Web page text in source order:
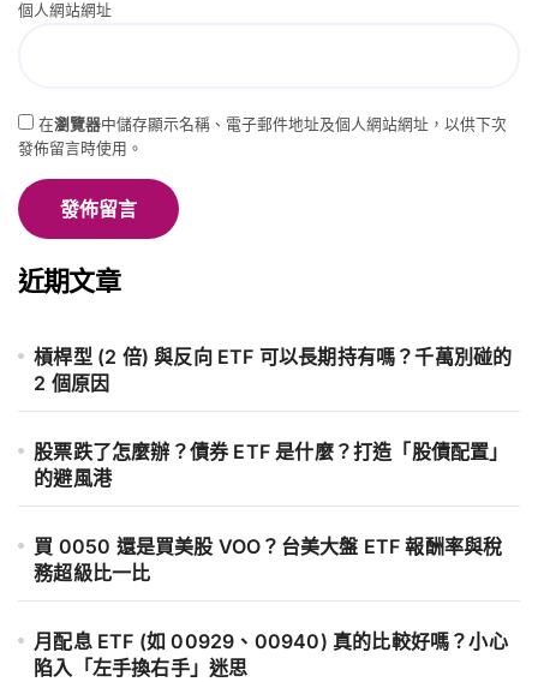
個人網站網址
在瀏覽器中儲存顯示名稱、電子郵件地址及個人網站網址，以供下次
發佈留言時使用。
近期文章
槓桿型 (2 倍) 與反向 ETF 可以長期持有嗎？千萬別碰的
2 個原因
股票跌了怎麼辦？債券 ETF 是什麼？打造「股債配置」
的避風港
買 0050 還是買美股 VOO？台美大盤 ETF 報酬率與稅
務超級比一比
月配息 ETF (如 00929、00940) 真的比較好嗎？小心
陷入「左手換右手」迷思